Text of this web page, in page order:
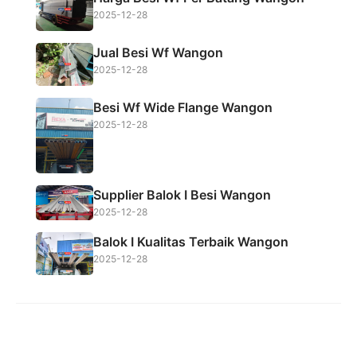
o
o
k
e
A
p
2025-12-28
Jual Besi Wf Wangon
2025-12-28
Besi Wf Wide Flange Wangon
2025-12-28
Supplier Balok I Besi Wangon
2025-12-28
Balok I Kualitas Terbaik Wangon
2025-12-28